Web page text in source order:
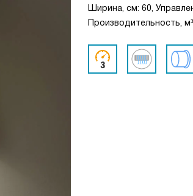
Ширина, см: 60,
Производительность,